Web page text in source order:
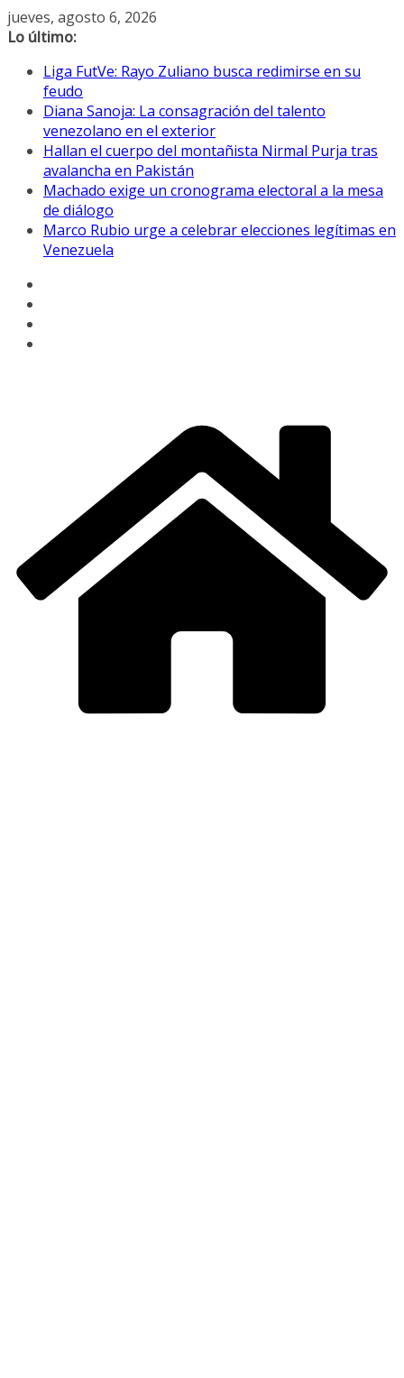
Saltar
al
jueves, agosto 6, 2026
Lo último:
Liga FutVe: Rayo Zuliano busca redimirse en su
feudo
Diana Sanoja: La consagración del talento
venezolano en el exterior
Hallan el cuerpo del montañista Nirmal Purja tras
avalancha en Pakistán
Machado exige un cronograma electoral a la mesa
de diálogo
Marco Rubio urge a celebrar elecciones legítimas en
Venezuela